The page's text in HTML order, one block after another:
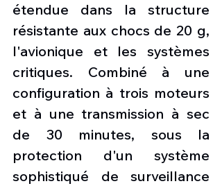
étendue dans la structure
résistante aux chocs de 20 g,
l'avionique et les systèmes
critiques. Combiné à une
configuration à trois moteurs
et à une transmission à sec
de 30 minutes, sous la
protection d'un système
sophistiqué de surveillance